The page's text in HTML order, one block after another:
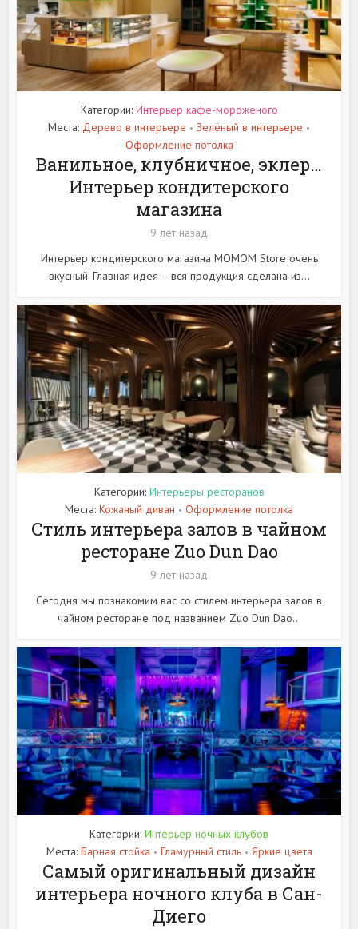
Категории: Интерьер кафе-мороженого
Места: Дерево в интерьере • Зелёный в интерьере •
Оформление потолка
Ванильное, клубничное, эклер…
Интерьер кондитерского
магазина
9 лет назад
Интерьер кондитерского магазина MOMOM Store очень
вкусный. Главная идея – вся продукция сделана из...
Категории: Интерьеры ресторанов
Места: Кожаный диван • Оформление потолка
Стиль интерьера залов в чайном
ресторане Zuo Dun Dao
9 лет назад
Сегодня мы познакомим вас со стилем интерьера залов в
чайном ресторане под названием Zuo Dun Dao...
Категории: Интерьер ночных клубов
Места: Барная стойка • Гламурный стиль • Яркие цвета
Самый оригинальный дизайн
интерьера ночного клуба в Сан-
Диего